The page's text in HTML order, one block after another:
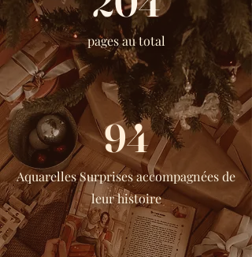
pages au total
94
Aquarelles Surprises accompagnées de
leur histoire